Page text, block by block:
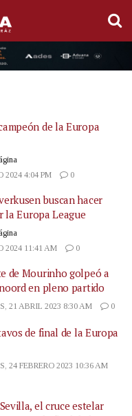
de la Europa
2024 4:04 PM
0
buscan hacer
la Europa League
2024 11:41 AM
0
de Mourinho golpeó a
en pleno partido
21 ABRIL 2023 8:30 AM 0
de final de la Europa
24 FEBRERO 2023 10:36 AM
el cruce estelar